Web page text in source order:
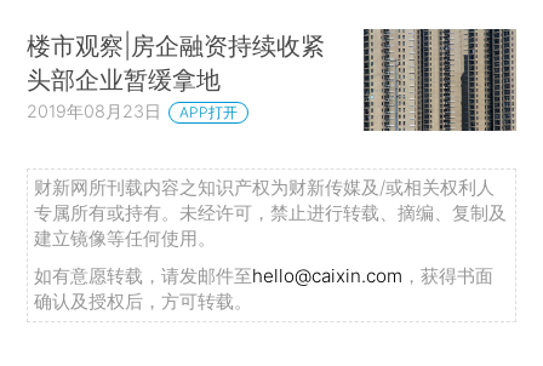
楼市观察|房企融资持续收紧
头部企业暂缓拿地
2019年08月23日 APP打开
财新网所刊载内容之知识产权为财新传媒及/或相关权利人
专属所有或持有。未经许可，禁止进行转载、摘编、复制及
建立镜像等任何使用。
如有意愿转载，请发邮件至hello@caixin.com ，获得书面
确认及授权后，方可转载。